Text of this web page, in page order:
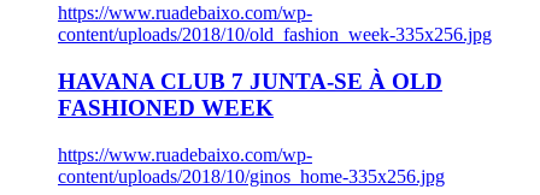
https://www.ruadebaixo.com/wp-
content/uploads/2018/10/old_fashion_week-335x256.jpg
HAVANA CLUB 7 JUNTA-SE À OLD
FASHIONED WEEK
https://www.ruadebaixo.com/wp-
content/uploads/2018/10/ginos_home-335x256.jpg